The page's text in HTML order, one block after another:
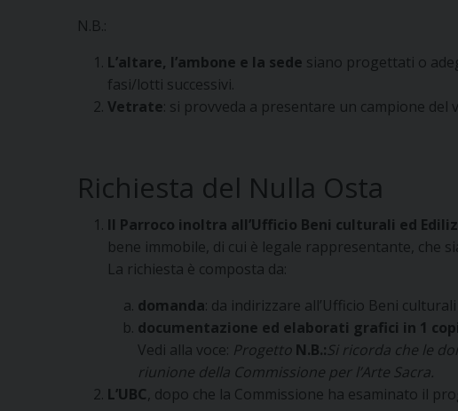
N.B.:
L’altare, l’ambone e la sede siano progettati o
fasi/lotti successivi.
Vetrate: si provveda a presentare un campione del
Richiesta del Nulla Osta
Il Parroco inoltra all’Ufficio Beni culturali ed
bene immobile, di cui è legale rappresentante, che
La richiesta è composta da:
domanda: da indirizzare all’Ufficio Beni
documentazione ed elaborati grafici in 1
Vedi alla voce: Progetto N.B.:Si ricorda che le
riunione della Commissione per l’Arte Sacra.
L’UBC, dopo che la Commissione ha esaminato il